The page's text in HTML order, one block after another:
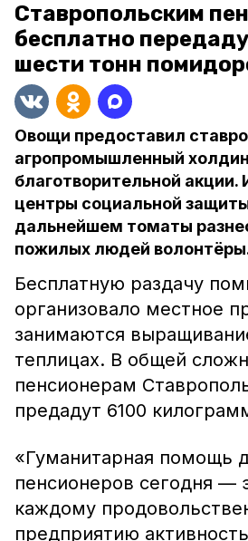
Ставропольским
бесплатно
шести тонн
Овощи предоставил
агропромышленный
благотворительной акции.
центры социальной
дальнейшем томаты
пожилых людей
Бесплатную раздачу
организовало местное
занимаются
теплицах. В общей
пенсионерам
предадут 6100
«Гуманитарная помощь
пенсионеров сегодня —
каждому
предприятию